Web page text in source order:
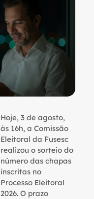
Hoje, 3 de agosto,
às 16h, a Comissão
Eleitoral da Fusesc
realizou o sorteio do
número das chapas
inscritas no
Processo Eleitoral
2026. O prazo